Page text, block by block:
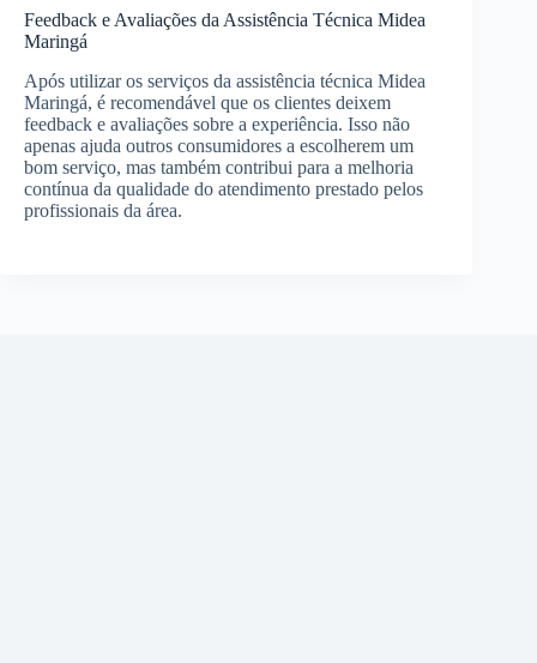
Feedback e Avaliações da Assistência Técnica Midea
Maringá
Após utilizar os serviços da assistência técnica Midea
Maringá, é recomendável que os clientes deixem
feedback e avaliações sobre a experiência. Isso não
apenas ajuda outros consumidores a escolherem um
bom serviço, mas também contribui para a melhoria
contínua da qualidade do atendimento prestado pelos
profissionais da área.